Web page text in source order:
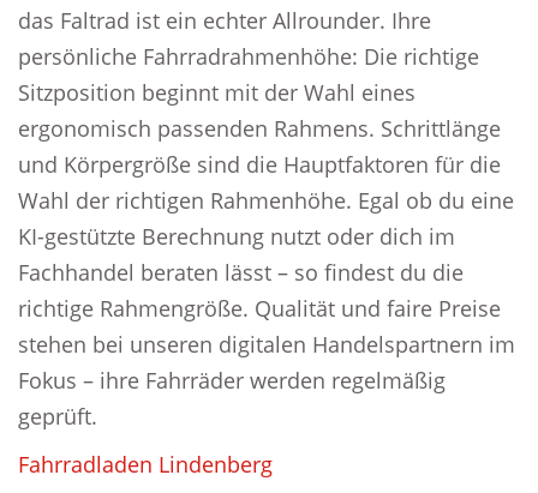
das Faltrad ist ein echter Allrounder. Ihre
persönliche Fahrradrahmenhöhe: Die richtige
Sitzposition beginnt mit der Wahl eines
ergonomisch passenden Rahmens. Schrittlänge
und Körpergröße sind die Hauptfaktoren für die
Wahl der richtigen Rahmenhöhe. Egal ob du eine
KI-gestützte Berechnung nutzt oder dich im
Fachhandel beraten lässt – so findest du die
richtige Rahmengröße. Qualität und faire Preise
stehen bei unseren digitalen Handelspartnern im
Fokus – ihre Fahrräder werden regelmäßig
geprüft.
Fahrradladen Lindenberg